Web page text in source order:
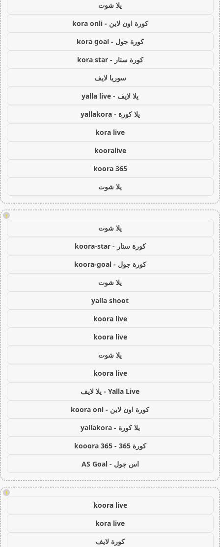
يلا شوت
كورة اون لاين - kora onli
كورة جول - kora goal
كورة ستار - kora star
سوريا لايف
يلا لايف - yalla live
يلا كورة - yallakora
kora live
kooralive
koora 365
يلا شوت
!
يلا شوت
كورة ستار - koora-star
كورة جول - koora-goal
يلا شوت
yalla shoot
koora live
koora live
يلا شوت
koora live
Yalla Live - يلا لايف
كورة اون لاين - koora onl
يلا كورة - yallakora
كورة 365 - kooora 365
اس جول - AS Goal
!
koora live
kora live
كورة لايف